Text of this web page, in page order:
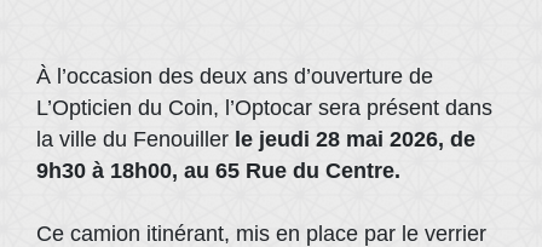
À l’occasion des deux ans d’ouverture de
L’Opticien du Coin, l’Optocar sera présent dans
la ville du Fenouiller le jeudi 28 mai 2026, de
9h30 à 18h00, au 65 Rue du Centre.
Ce camion itinérant, mis en place par le verrier